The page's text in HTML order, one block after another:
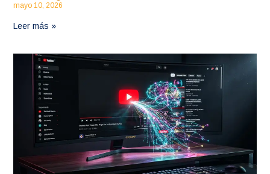
mayo 10, 2026
Leer más »